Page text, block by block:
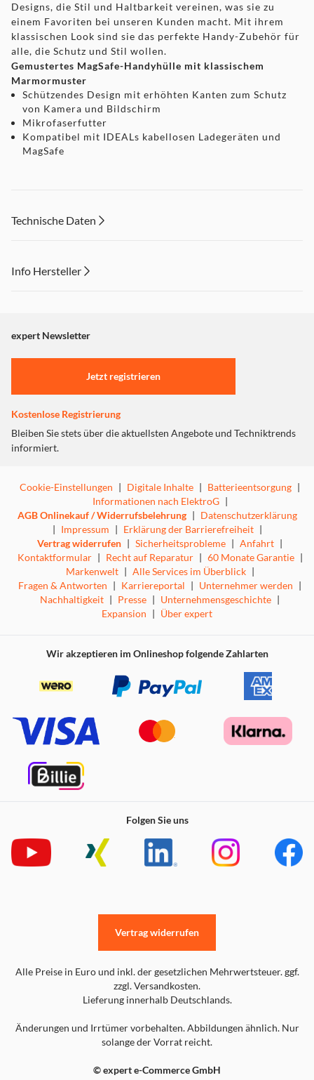
Designs, die Stil und Haltbarkeit vereinen, was sie zu
einem Favoriten bei unseren Kunden macht. Mit ihrem
klassischen Look sind sie das perfekte Handy-Zubehör für
alle, die Schutz und Stil wollen.
Gemustertes MagSafe-Handyhülle mit klassischem
Marmormuster
Schützendes Design mit erhöhten Kanten zum Schutz
von Kamera und Bildschirm
Mikrofaserfutter
Kompatibel mit IDEALs kabellosen Ladegeräten und
MagSafe
Technische Daten
Info Hersteller
"Marketing".
Einstellungen anpassen
expert Newsletter
Jetzt registrieren
Kostenlose Registrierung
Bleiben Sie stets über die aktuellsten Angebote und Techniktrends
informiert.
Cookie-Einstellungen | Digitale Inhalte | Batterieentsorgung |
Informationen nach ElektroG |
AGB Onlinekauf / Widerrufsbelehrung | Datenschutzerklärung
| Impressum | Erklärung der Barrierefreiheit |
Vertrag widerrufen | Sicherheitsprobleme | Anfahrt |
Kontaktformular | Recht auf Reparatur | 60 Monate Garantie |
Markenwelt | Alle Services im Überblick |
Fragen & Antworten | Karriereportal | Unternehmer werden |
Nachhaltigkeit | Presse | Unternehmensgeschichte |
Expansion | Über expert
Wir akzeptieren im Onlineshop folgende Zahlarten
Folgen Sie uns
Alle Preise in Euro und inkl. der gesetzlichen Mehrwertsteuer. ggf.
zzgl. Versandkosten.
Lieferung innerhalb Deutschlands.
Änderungen und Irrtümer vorbehalten. Abbildungen ähnlich. Nur
solange der Vorrat reicht.
© expert e-Commerce GmbH
Vertrag widerrufen